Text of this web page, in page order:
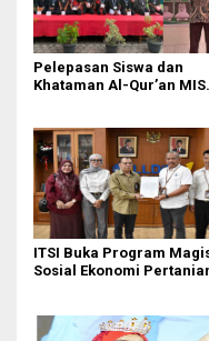
Pelepasan Siswa dan
Khataman Al-Qur’an MIS
ITSI Buka Program
Sosial Ekonomi
Indonesia